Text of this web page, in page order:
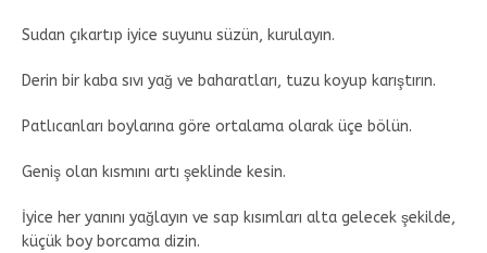
Sudan çıkartıp iyice suyunu süzün, kurulayın.
Derin bir kaba sıvı yağ ve baharatları, tuzu koyup karıştırın.
Patlıcanları boylarına göre ortalama olarak üçe bölün.
Geniş olan kısmını artı şeklinde kesin.
İyice her yanını yağlayın ve sap kısımları alta gelecek şekilde,
küçük boy borcama dizin.